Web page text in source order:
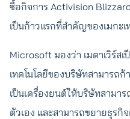
ซื้อกิจการ Activision
เป็นก้าวแรกที่สำคัญของเมกะเ
Microsoft มองว่า เมตาเวิร์ส
เทคโนโลยีของบริษัทสามารถก้
เป็นเครื่องยนต์ให้บริษัทสามา
ตัวเอง และสามารถขยายธุรกิ